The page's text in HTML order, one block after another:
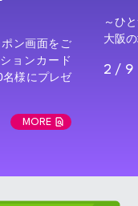
ン画面をご
ョンカード
名様にプレゼ
MORE
～ひ
大阪
2 / 9